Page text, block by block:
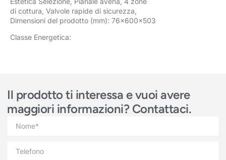
di cottura, Valvole rapide di sicurezza,
Dimensioni del prodotto (mm): 76x600x503
Classe Energetica:
Il prodotto ti interessa e vuoi avere
maggiori informazioni? Contattaci.